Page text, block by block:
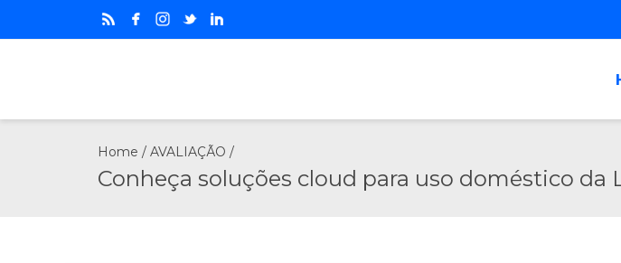
Home / AVALIAÇÃO /
Conheça soluções cloud para uso doméstico da